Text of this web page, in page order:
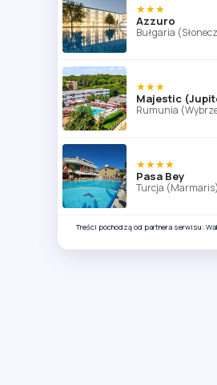
★★★
Azzuro
Bułgaria
★★★
Majestic
Rumunia
★★★★
Pasa Bey
Turcja (Marmaris)
Treści pochodzą od partnera serwisu: